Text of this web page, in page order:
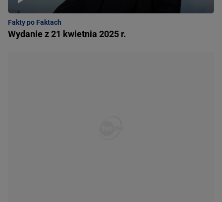
Fakty po Faktach
Wydanie z 21 kwietnia 2025 r.